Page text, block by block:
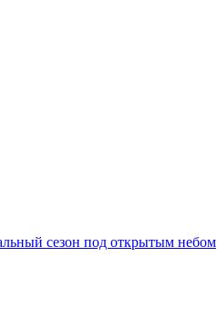
сезон под открытым небом